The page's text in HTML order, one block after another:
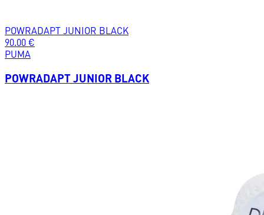
POWRADAPT JUNIOR BLACK
90.00 €
PUMA
POWRADAPT JUNIOR BLACK